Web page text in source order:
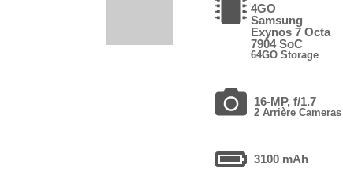
4GO
Samsung
Exynos 7 Octa
7904 SoC
64GO Storage
16-MP, f/1.7
2 Arrière Cameras
3100 mAh